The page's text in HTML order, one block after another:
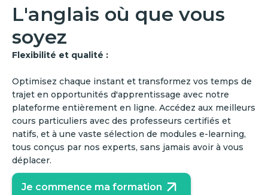
L'anglais où que vous
soyez
Flexibilité et qualité :
Optimisez chaque instant et transformez vos temps de
trajet en opportunités d'apprentissage avec notre
plateforme entièrement en ligne. Accédez aux meilleurs
cours particuliers avec des professeurs certifiés et
natifs, et à une vaste sélection de modules e-learning,
tous conçus par nos experts, sans jamais avoir à vous
déplacer.
Je commence ma formation